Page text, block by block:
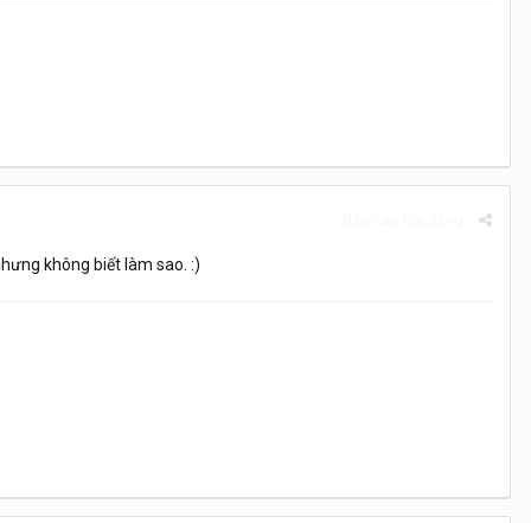
không biết làm sao. :)